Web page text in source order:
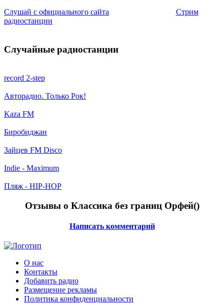
Слушай с официального сайта
Стрим
радиостанции
Случайные радиостанции
record 2-step
Авторадио. Только Рок!
Kaza FM
Биробиджан
Зайцев FM Disco
Indie - Maximum
Пляж - HIP-HOP
Отзывы о Классика без границ Орфей()
Написать комментарий
О нас
Контакты
Добавить радио
Размещение рекламы
Политика конфиденциальности